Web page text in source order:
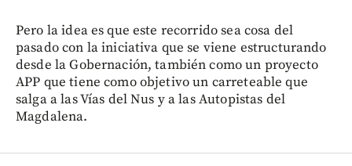
Pero la idea es que este recorrido sea cosa del
pasado con la iniciativa que se viene estructurando
desde la Gobernación, también como un proyecto
APP que tiene como objetivo un carreteable que
salga a las Vías del Nus y a las Autopistas del
Magdalena.